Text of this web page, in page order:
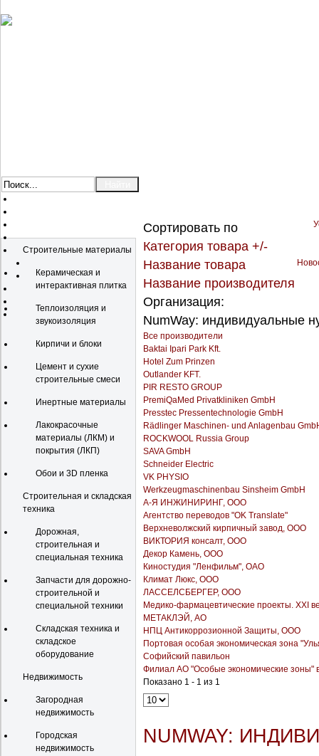
Строительные материалы
Керамическая и
интерактивная плитка
Теплоизоляция и
звукоизоляция
Кирпичи и блоки
Цемент и сухие
строительные смеси
Инертные материалы
Лакокрасочные
материалы (ЛКМ) и
покрытия (ЛКП)
Обои и 3D пленка
Строительная и складская
техника
Дорожная,
строительная и
специальная техника
Запчасти для дорожно-
строительной и
специальной техники
Складская техника и
складское
оборудование
Недвижимость
Загородная
недвижимость
Городская
недвижимость
Сортировать по
Категория товара +/-
Название товара
Название производителя
Организация:
NumWay: индивидуальные
Все производители
Baktai Ipari Park Kft.
Hotel Zum Prinzen
Outlander KFT.
PIR RESTO GROUP
PremiQaMed Privatkliniken GmbH
Presstec Pressentechnologie GmbH
Rädlinger Maschinen- und Anlagenbau
ROCKWOOL Russia Group
SAVA GmbH
Schneider Electric
VK PHYSIO
Werkzeugmaschinenbau Sinsheim GmbH
А-Я ИНЖИНИРИНГ, ООО
Агентство переводов "OK Translate"
Верхневолжский кирпичный завод, ООО
ВИКТОРИЯ консалт, ООО
Декор Камень, ООО
Киностудия "Ленфильм", ОАО
Климат Люкс, ООО
ЛАССЕЛСБЕРГЕР, ООО
Медико-фармацевтические проекты. XXI
МЕТАКЛЭЙ, АО
НПЦ Антикоррозионной Защиты, ООО
Портовая особая экономическая зона
Софийский павильон
Филиал АО "Особые экономические зоны"
Показано 1 - 1 из 1
NUMWAY: